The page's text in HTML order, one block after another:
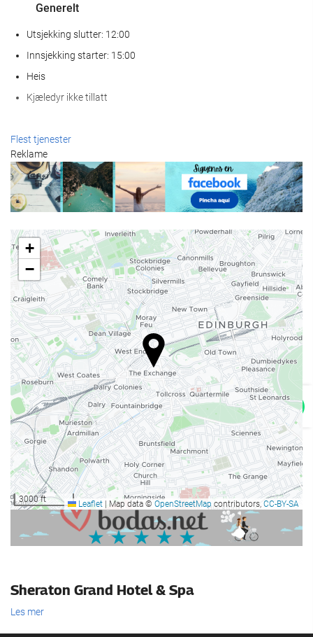
Generelt
Utsjekking slutter: 12:00
Innsjekking starter: 15:00
Heis
Kjæledyr ikke tillatt
Velvære
Spa
Dampbad
Badstue
Mat og Drikke
À la carte-restaurant
Bar
Kafé på overnattingsstedet
Resepsjonstjenester
Døgnåpen resepsjon
Bagasjeoppbevaring
Parkering
Parkering
Forretningsfasiliteter
Business Centre
Flest tjenester
Reklame
+
−
3000 ft Leaflet | Map data © OpenStreetMap contributors, CC-BY-SA
Reklame
Sheraton Grand Hotel & Spa
Les mer